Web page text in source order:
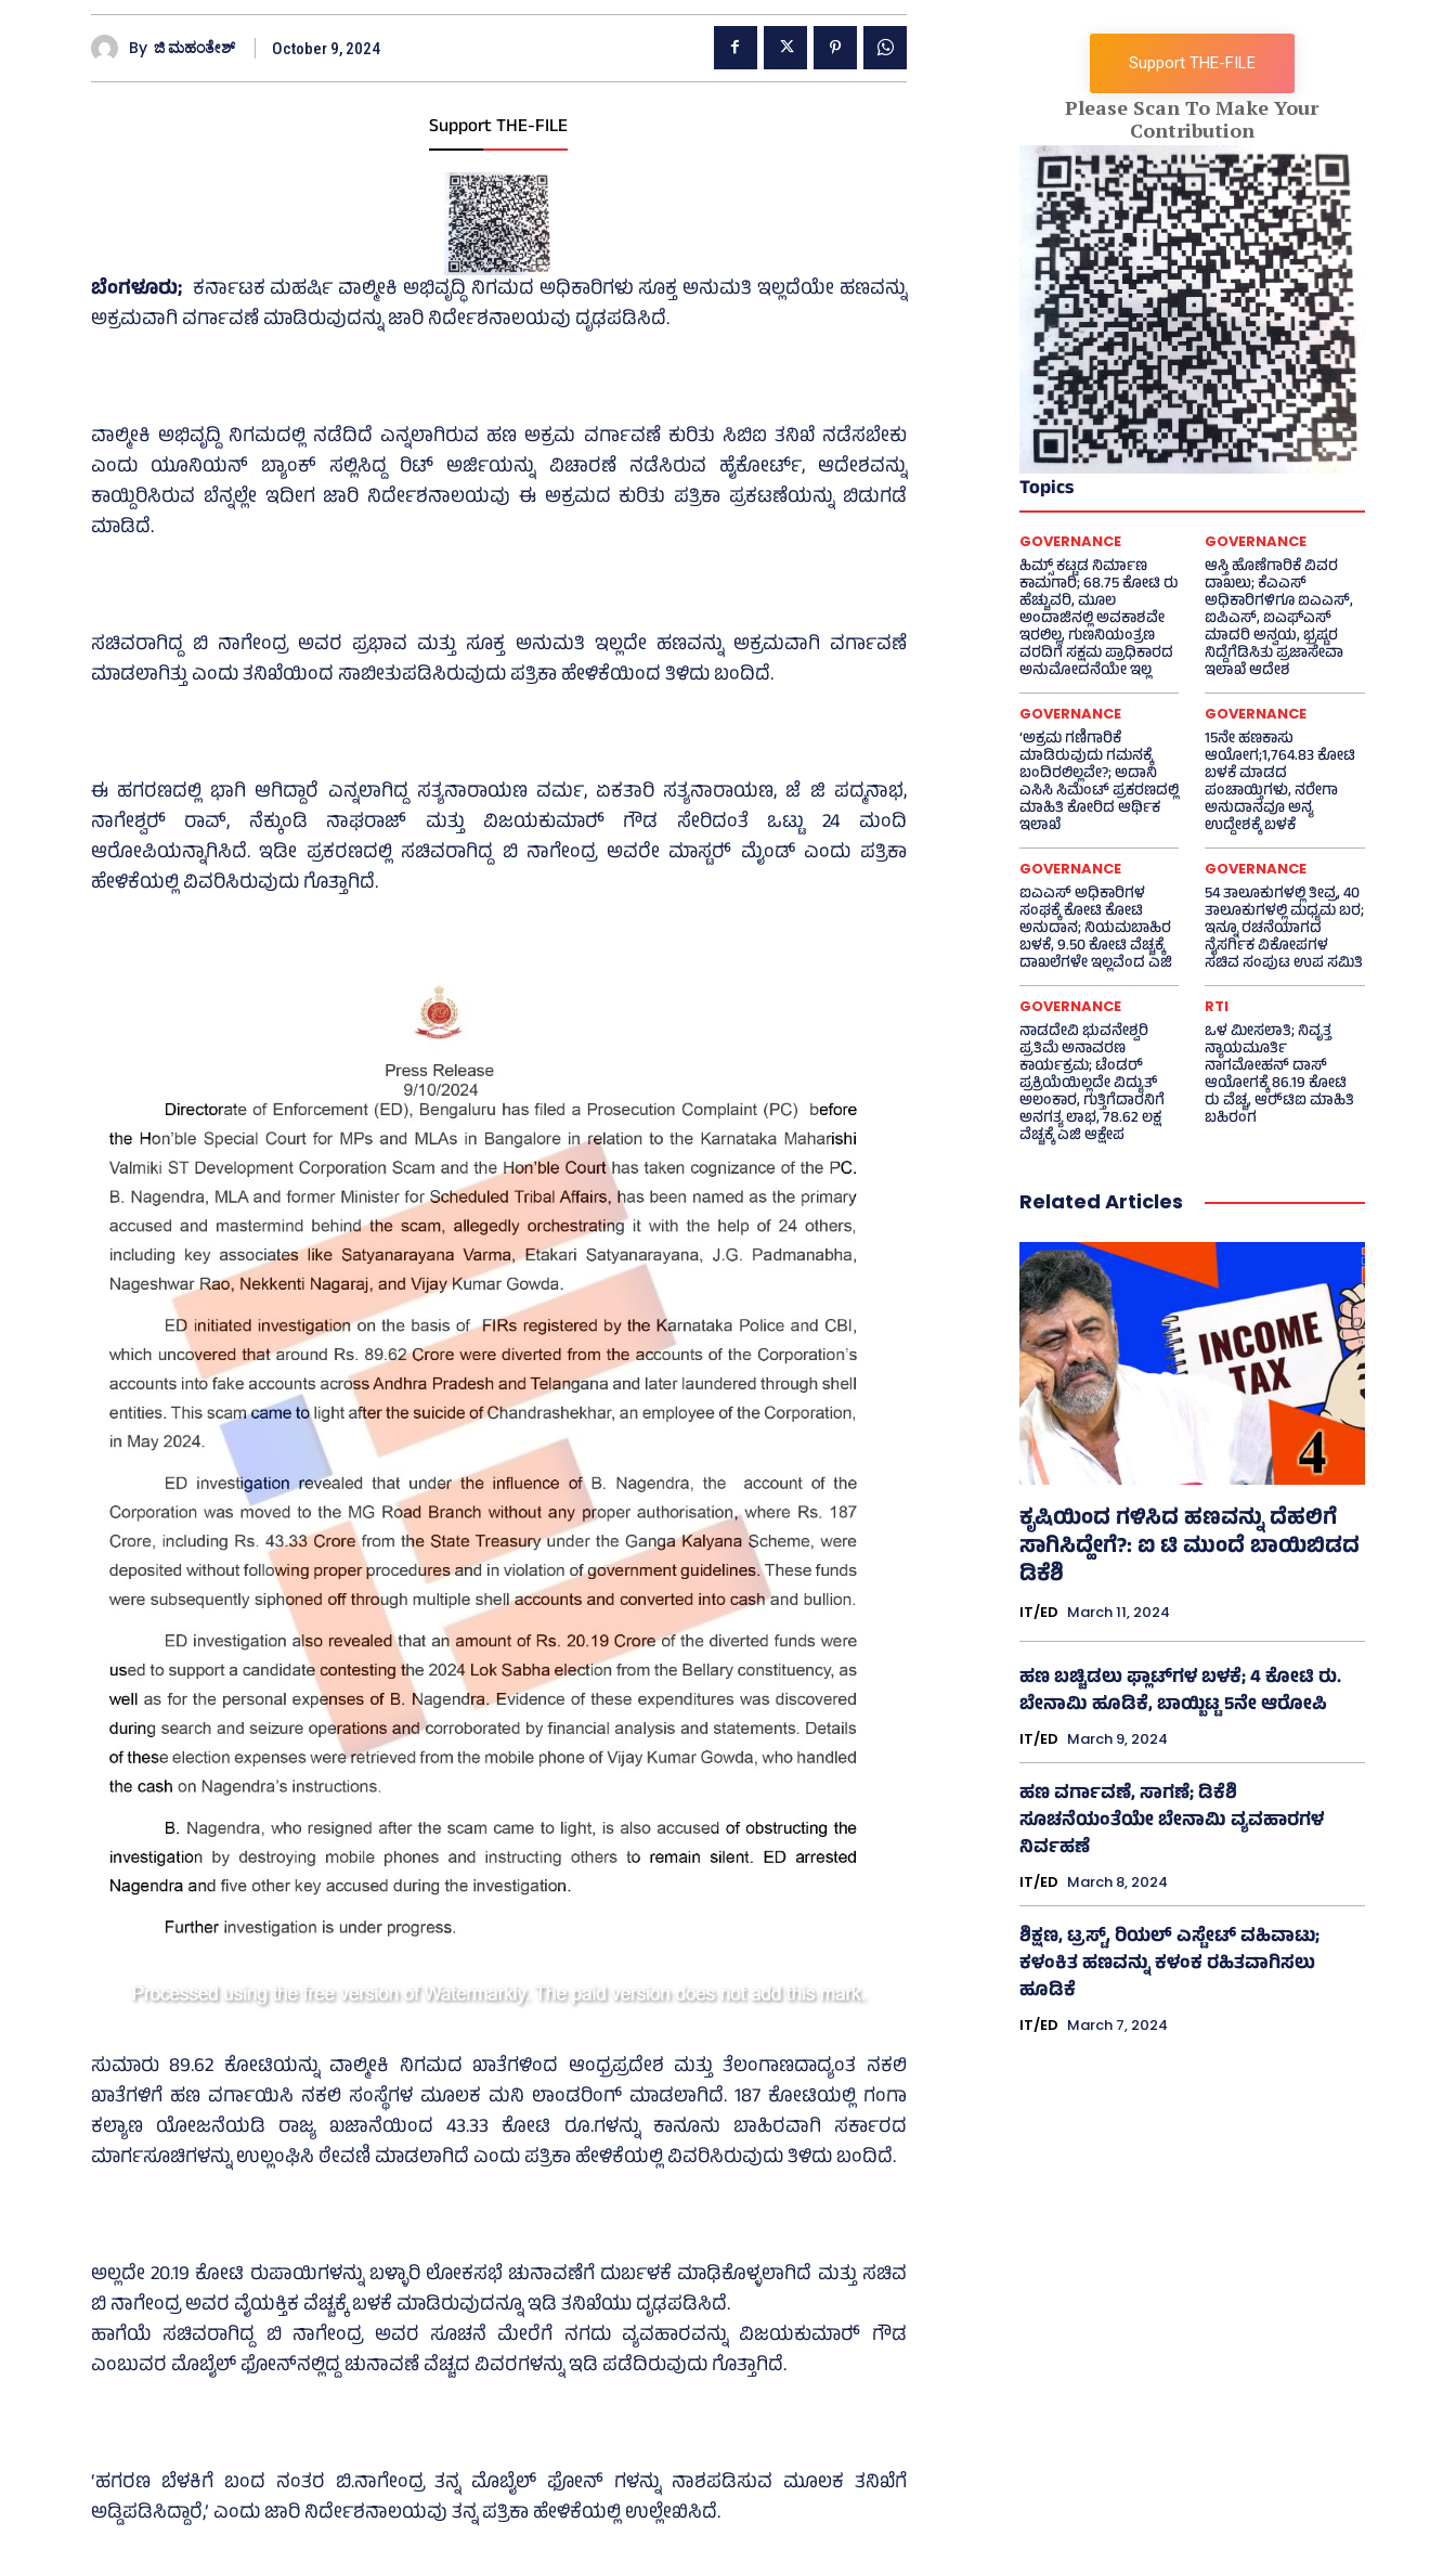
By ಜಿ ಮಹಂತೇಶ್ October 9, 2024
Support THE-FILE
ಬೆಂಗಳೂರು; ಕರ್ನಾಟಕ ಮಹರ್ಷಿ ವಾಲ್ಮೀಕಿ ಅಭಿವೃದ್ಧಿ ನಿಗಮದ ಅಧಿಕಾರಿಗಳು ಸೂಕ್ತ ಅನುಮತಿ ಇಲ್ಲದೆಯೇ ಹಣವನ್ನು
ಅಕ್ರಮವಾಗಿ ವರ್ಗಾವಣೆ ಮಾಡಿರುವುದನ್ನು ಜಾರಿ ನಿರ್ದೇಶನಾಲಯವು ದೃಢಪಡಿಸಿದೆ.
ವಾಲ್ಮೀಕಿ ಅಭಿವೃದ್ದಿ ನಿಗಮದಲ್ಲಿ ನಡೆದಿದೆ ಎನ್ನಲಾಗಿರುವ ಹಣ ಅಕ್ರಮ ವರ್ಗಾವಣೆ ಕುರಿತು ಸಿಬಿಐ ತನಿಖೆ ನಡೆಸಬೇಕು
ಎಂದು ಯೂನಿಯನ್‌ ಬ್ಯಾಂಕ್‌ ಸಲ್ಲಿಸಿದ್ದ ರಿಟ್‌ ಅರ್ಜಿಯನ್ನು ವಿಚಾರಣೆ ನಡೆಸಿರುವ ಹೈಕೋರ್ಟ್‌, ಆದೇಶವನ್ನು
ಕಾಯ್ದಿರಿಸಿರುವ ಬೆನ್ನಲ್ಲೇ ಇದೀಗ ಜಾರಿ ನಿರ್ದೇಶನಾಲಯವು ಈ ಅಕ್ರಮದ ಕುರಿತು ಪತ್ರಿಕಾ ಪ್ರಕಟಣೆಯನ್ನು ಬಿಡುಗಡೆ
ಮಾಡಿದೆ.
ಸಚಿವರಾಗಿದ್ದ ಬಿ ನಾಗೇಂದ್ರ ಅವರ ಪ್ರಭಾವ ಮತ್ತು ಸೂಕ್ತ ಅನುಮತಿ ಇಲ್ಲದೇ ಹಣವನ್ನು ಅಕ್ರಮವಾಗಿ ವರ್ಗಾವಣೆ
ಮಾಡಲಾಗಿತ್ತು ಎಂದು ತನಿಖೆಯಿಂದ ಸಾಬೀತುಪಡಿಸಿರುವುದು ಪತ್ರಿಕಾ ಹೇಳಿಕೆಯಿಂದ ತಿಳಿದು ಬಂದಿದೆ.
ಈ ಹಗರಣದಲ್ಲಿ ಭಾಗಿ ಆಗಿದ್ದಾರೆ ಎನ್ನಲಾಗಿದ್ದ ಸತ್ಯನಾರಾಯಣ ವರ್ಮ, ಏಕತಾರಿ ಸತ್ಯನಾರಾಯಣ, ಜೆ ಜಿ ಪದ್ಮನಾಭ,
ನಾಗೇಶ್ವರ್‍‌ ರಾವ್‌, ನೆಕ್ಕುಂಡಿ ನಾಘರಾಜ್‌ ಮತ್ತು ವಿಜಯಕುಮಾರ್‍‌ ಗೌಡ ಸೇರಿದಂತೆ ಒಟ್ಟು 24 ಮಂದಿ
ಆರೋಪಿಯನ್ನಾಗಿಸಿದೆ. ಇಡೀ ಪ್ರಕರಣದಲ್ಲಿ ಸಚಿವರಾಗಿದ್ದ ಬಿ ನಾಗೇಂದ್ರ ಅವರೇ ಮಾಸ್ಟರ್‍‌ ಮೈಂಡ್‌ ಎಂದು ಪತ್ರಿಕಾ
ಹೇಳಿಕೆಯಲ್ಲಿ ವಿವರಿಸಿರುವುದು ಗೊತ್ತಾಗಿದೆ.
ಸುಮಾರು 89.62 ಕೋಟಿಯನ್ನು ವಾಲ್ಮೀಕಿ ನಿಗಮದ ಖಾತೆಗಳಿಂದ ಆಂಧ್ರಪ್ರದೇಶ ಮತ್ತು ತೆಲಂಗಾಣದಾದ್ಯಂತ ನಕಲಿ
ಖಾತೆಗಳಿಗೆ ಹಣ ವರ್ಗಾಯಿಸಿ ನಕಲಿ ಸಂಸ್ಥೆಗಳ ಮೂಲಕ ಮನಿ ಲಾಂಡರಿಂಗ್ ಮಾಡಲಾಗಿದೆ. 187 ಕೋಟಿಯಲ್ಲಿ ಗಂಗಾ
ಕಲ್ಯಾಣ ಯೋಜನೆಯಡಿ ರಾಜ್ಯ ಖಜಾನೆಯಿಂದ 43.33 ಕೋಟಿ ರೂ.ಗಳನ್ನು ಕಾನೂನು ಬಾಹಿರವಾಗಿ ಸರ್ಕಾರದ
ಮಾರ್ಗಸೂಚಿಗಳನ್ನು ಉಲ್ಲಂಘಿಸಿ ಠೇವಣಿ ಮಾಡಲಾಗಿದೆ ಎಂದು ಪತ್ರಿಕಾ ಹೇಳಿಕೆಯಲ್ಲಿ ವಿವರಿಸಿರುವುದು ತಿಳಿದು ಬಂದಿದೆ.
ಅಲ್ಲದೇ 20.19 ಕೋಟಿ ರುಪಾಯಿಗಳನ್ನು ಬಳ್ಳಾರಿ ಲೋಕಸಭೆ ಚುನಾವಣೆಗೆ ದುರ್ಬಳಕೆ ಮಾಢಿಕೊಳ್ಳಲಾಗಿದೆ ಮತ್ತು ಸಚಿವ
ಬಿ ನಾಗೇಂದ್ರ ಅವರ ವೈಯಕ್ತಿಕ ವೆಚ್ಚಕ್ಕೆ ಬಳಕೆ ಮಾಡಿರುವುದನ್ನೂ ಇಡಿ ತನಿಖೆಯು ದೃಢಪಡಿಸಿದೆ.
ಹಾಗೆಯೆ ಸಚಿವರಾಗಿದ್ದ ಬಿ ನಾಗೇಂದ್ರ ಅವರ ಸೂಚನೆ ಮೇರೆಗೆ ನಗದು ವ್ಯವಹಾರವನ್ನು ವಿಜಯಕುಮಾರ್‍‌ ಗೌಡ
ಎಂಬುವರ ಮೊಬೈಲ್‌ ಫೋನ್‌ನಲ್ಲಿದ್ದ ಚುನಾವಣೆ ವೆಚ್ಚದ ವಿವರಗಳನ್ನು ಇಡಿ ಪಡೆದಿರುವುದು ಗೊತ್ತಾಗಿದೆ.
‘ಹಗರಣ ಬೆಳಕಿಗೆ ಬಂದ ನಂತರ ಬಿ.ನಾಗೇಂದ್ರ ತನ್ನ ಮೊಬೈಲ್ ಫೋನ್ ಗಳನ್ನು ನಾಶಪಡಿಸುವ ಮೂಲಕ ತನಿಖೆಗೆ
ಅಡ್ಡಿಪಡಿಸಿದ್ದಾರೆ,’ ಎಂದು ಜಾರಿ ನಿರ್ದೇಶನಾಲಯವು ತನ್ನ ಪತ್ರಿಕಾ ಹೇಳಿಕೆಯಲ್ಲಿ ಉಲ್ಲೇಖಿಸಿದೆ.
Support THE-FILE
Please Scan To Make Your
Contribution
Topics
GOVERNANCE
ಹಿಮ್ಸ್‌ ಕಟ್ಟಡ ನಿರ್ಮಾಣ
ಕಾಮಗಾರಿ; 68.75 ಕೋಟಿ ರು
ಹೆಚ್ಚುವರಿ, ಮೂಲ
ಅಂದಾಜಿನಲ್ಲಿ ಅವಕಾಶವೇ
ಇರಲಿಲ್ಲ, ಗುಣನಿಯಂತ್ರಣ
ವರದಿಗೆ ಸಕ್ಷಮ ಪ್ರಾಧಿಕಾರದ
ಅನುಮೋದನೆಯೇ ಇಲ್ಲ
GOVERNANCE
ಆಸ್ತಿ ಹೊಣೆಗಾರಿಕೆ ವಿವರ
ದಾಖಲು; ಕೆಎಎಸ್
ಅಧಿಕಾರಿಗಳಿಗೂ ಐಎಎಸ್‌,
ಐಪಿಎಸ್‌, ಐಎಫ್‌ಎಸ್‌
ಮಾದರಿ ಅನ್ವಯ, ಭ್ರಷ್ಟರ
ನಿದ್ದೆಗೆಡಿಸಿತು ಪ್ರಜಾಸೇವಾ
ಇಲಾಖೆ ಆದೇಶ
GOVERNANCE
‘ಅಕ್ರಮ ಗಣಿಗಾರಿಕೆ
ಮಾಡಿರುವುದು ಗಮನಕ್ಕೆ
ಬಂದಿರಲಿಲ್ಲವೇ?; ಅದಾನಿ
ಎಸಿಸಿ ಸಿಮೆಂಟ್ ಪ್ರಕರಣದಲ್ಲಿ
ಮಾಹಿತಿ ಕೋರಿದ ಆರ್ಥಿಕ
ಇಲಾಖೆ
GOVERNANCE
15ನೇ ಹಣಕಾಸು
ಆಯೋಗ;1,764.83 ಕೋಟಿ
ಬಳಕೆ ಮಾಡದ
ಪಂಚಾಯ್ತಿಗಳು, ನರೇಗಾ
ಅನುದಾನವೂ ಅನ್ಯ
ಉದ್ದೇಶಕ್ಕೆ ಬಳಕೆ
GOVERNANCE
ಐಎಎಸ್‌ ಅಧಿಕಾರಿಗಳ
ಸಂಘಕ್ಕೆ ಕೋಟಿ ಕೋಟಿ
ಅನುದಾನ; ನಿಯಮಬಾಹಿರ
ಬಳಕೆ, 9.50 ಕೋಟಿ ವೆಚ್ಚಕ್ಕೆ
ದಾಖಲೆಗಳೇ ಇಲ್ಲವೆಂದ ಎಜಿ
GOVERNANCE
54 ತಾಲೂಕುಗಳಲ್ಲಿ ತೀವ್ರ, 40
ತಾಲೂಕುಗಳಲ್ಲಿ ಮಧ್ಯಮ ಬರ;
ಇನ್ನೂ ರಚನೆಯಾಗದ
ನೈಸರ್ಗಿಕ ವಿಕೋಪಗಳ
ಸಚಿವ ಸಂಪುಟ ಉಪ ಸಮಿತಿ
GOVERNANCE
ನಾಡದೇವಿ ಭುವನೇಶ್ವರಿ
ಪ್ರತಿಮೆ ಅನಾವರಣ
ಕಾರ್ಯಕ್ರಮ; ಟೆಂಡರ್
ಪ್ರಕ್ರಿಯೆಯಿಲ್ಲದೇ ವಿದ್ಯುತ್‌
ಅಲಂಕಾರ, ಗುತ್ತಿಗೆದಾರನಿಗೆ
ಅನಗತ್ಯ ಲಾಭ, 78.62 ಲಕ್ಷ
ವೆಚ್ಚಕ್ಕೆ ಎಜಿ ಆಕ್ಷೇಪ
RTI
ಒಳ ಮೀಸಲಾತಿ; ನಿವೃತ್ತ
ನ್ಯಾಯಮೂರ್ತಿ
ನಾಗಮೋಹನ್ ದಾಸ್
ಆಯೋಗಕ್ಕೆ 86.19 ಕೋಟಿ
ರು ವೆಚ್ಚ, ಆರ್‍‌ಟಿಐ ಮಾಹಿತಿ
ಬಹಿರಂಗ
Related Articles
ಕೃಷಿಯಿಂದ ಗಳಿಸಿದ ಹಣವನ್ನು ದೆಹಲಿಗೆ
ಸಾಗಿಸಿದ್ಹೇಗೆ?: ಐ ಟಿ ಮುಂದೆ ಬಾಯಿಬಿಡದ
ಡಿಕೆಶಿ
IT/ED March 11, 2024
ಹಣ ಬಚ್ಚಿಡಲು ಫ್ಲಾಟ್‌ಗಳ ಬಳಕೆ; 4 ಕೋಟಿ ರು.
ಬೇನಾಮಿ ಹೂಡಿಕೆ, ಬಾಯ್ಬಿಟ್ಟ 5ನೇ ಆರೋಪಿ
IT/ED March 9, 2024
ಹಣ ವರ್ಗಾವಣೆ, ಸಾಗಣೆ; ಡಿಕೆಶಿ
ಸೂಚನೆಯಂತೆಯೇ ಬೇನಾಮಿ ವ್ಯವಹಾರಗಳ
ನಿರ್ವಹಣೆ
IT/ED March 8, 2024
ಶಿಕ್ಷಣ, ಟ್ರಸ್ಟ್‌, ರಿಯಲ್‌ ಎಸ್ಟೇಟ್‌ ವಹಿವಾಟು;
ಕಳಂಕಿತ ಹಣವನ್ನು ಕಳಂಕ ರಹಿತವಾಗಿಸಲು
ಹೂಡಿಕೆ
IT/ED March 7, 2024